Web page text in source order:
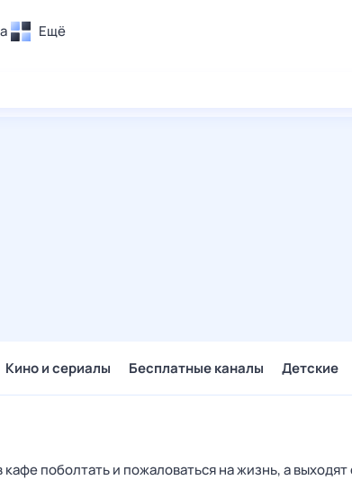
Ещё
Кино и сериалы Бесплатные каналы Детские
поболтать и пожаловаться на жизнь, а выходят